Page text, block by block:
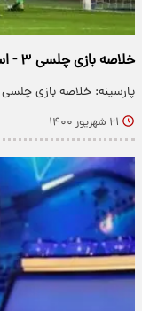
خلاصه بازی چلسی ۳ - استون ویلا ۰+فیلم
پارسینه: خلاصه بازی
۲۱ شهریور ۱۴۰۰